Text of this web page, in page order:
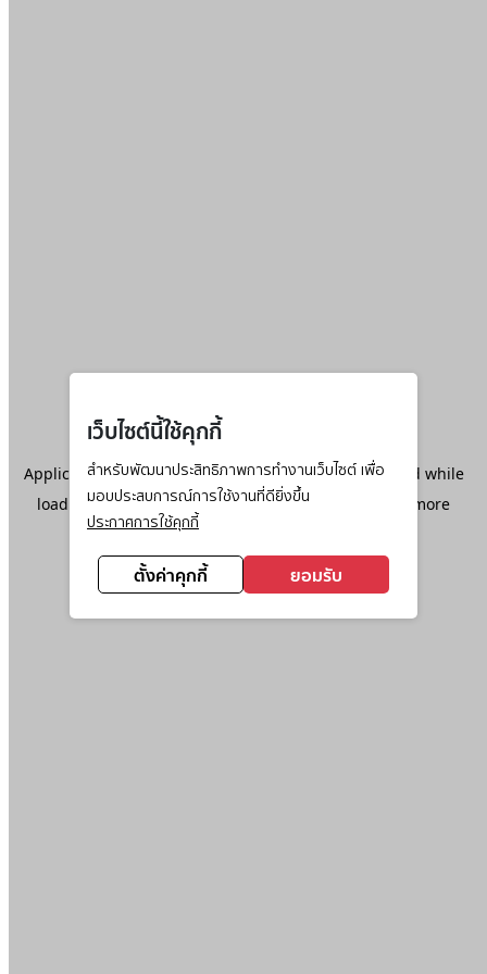
เว็บไซต์นี้ใช้คุกกี้
สำหรับพัฒนาประสิทธิภาพการทำงานเว็บไซต์ เพื่อ
มอบประสบการณ์การใช้งานที่ดียิ่งขึ้น
ประกาศการใช้คุกกี้
ตั้งค่าคุกกี้ ยอมรับ
Application error: aclient-side exception has occurred while
loadingwww.ktc.co.th(see the browser console
for more
information).